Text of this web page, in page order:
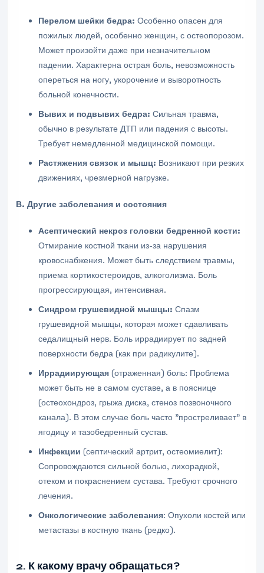
Перелом шейки бедра: Особенно опасен для
пожилых людей, особенно женщин, с остеопорозом.
Может произойти даже при незначительном
падении. Характерна острая боль, невозможность
опереться на ногу, укорочение и выворотность
больной конечности.
Вывих и подвывих бедра: Сильная травма,
обычно в результате ДТП или падения с высоты.
Требует немедленной медицинской помощи.
Растяжения связок и мышц: Возникают при резких
движениях, чрезмерной нагрузке.
В. Другие заболевания и состояния
Асептический некроз головки бедренной кости:
Отмирание костной ткани из-за нарушения
кровоснабжения. Может быть следствием травмы,
приема кортикостероидов, алкоголизма. Боль
прогрессирующая, интенсивная.
Синдром грушевидной мышцы: Спазм
грушевидной мышцы, которая может сдавливать
седалищный нерв. Боль иррадиирует по задней
поверхности бедра (как при радикулите).
Иррадиирующая (отраженная) боль: Проблема
может быть не в самом суставе, а в пояснице
(остеохондроз, грыжа диска, стеноз позвоночного
канала). В этом случае боль часто "простреливает" в
ягодицу и тазобедренный сустав.
Инфекции (септический артрит, остеомиелит):
Сопровождаются сильной болью, лихорадкой,
отеком и покраснением сустава. Требуют срочного
лечения.
Онкологические заболевания: Опухоли костей или
метастазы в костную ткань (редко).
2. К какому врачу обращаться?